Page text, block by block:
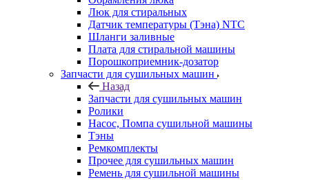
Люк для стиральных
Датчик температуры (Тэна) NTC
Шланги заливные
Плата для стиральной машины
Порошкоприемник-дозатор
Запчасти для сушильных машин
Назад
Запчасти для сушильных машин
Ролики
Насос, Помпа сушильной машины
Тэны
Ремкомплекты
Прочее для сушильных машин
Ремень для сушильной машины